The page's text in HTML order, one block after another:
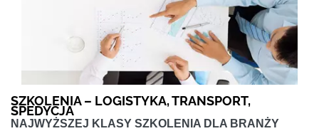
SZKOLENIA – LOGISTYKA, TRANSPORT,
SPEDYCJA
NAJWYŻSZEJ KLASY SZKOLENIA DLA BRANŻY